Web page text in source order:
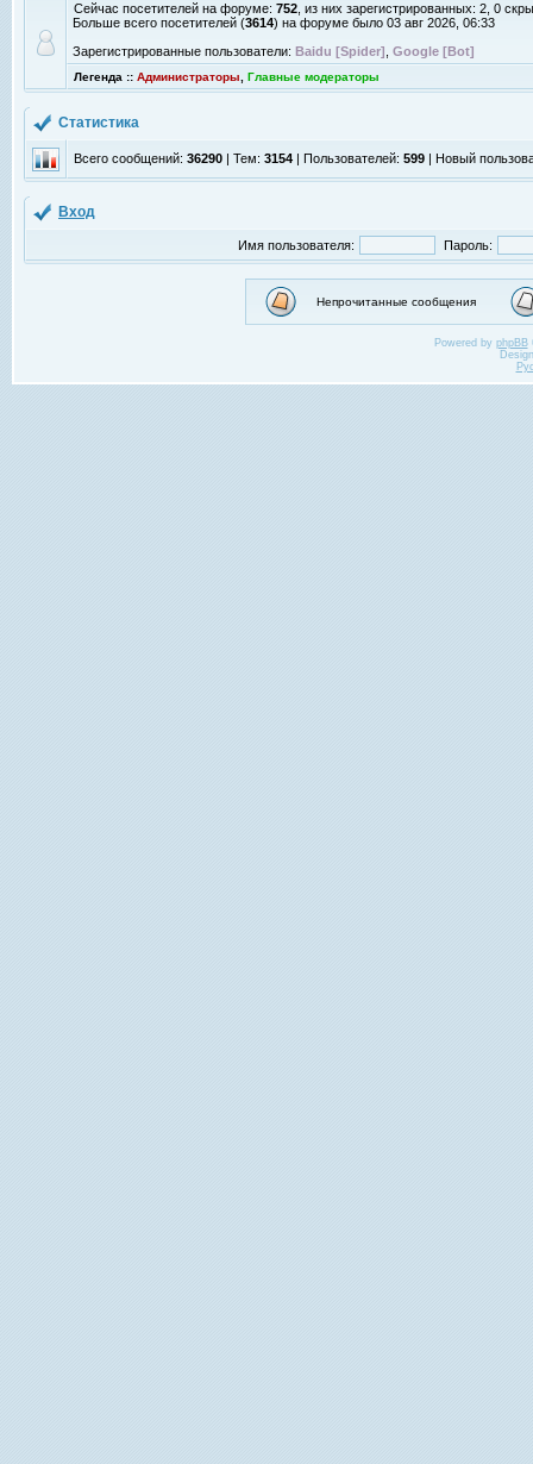
Сейчас посетителей на форуме: 752 , из них зарегистрированных: 2, 0
Больше всего посетителей (3614) на форуме было 03 авг 2026, 06:33
Зарегистрированные пользователи: Baidu [Spider] Google [Bot]
Легенда :: Администраторы Главные модераторы
Статистика
Всего сообщений: 36290 | Тем: 3154 | Пользователей: 599 | Новый
Вход
Имя пользователя: Пароль:
Непрочитанные сообщения
Powered by phpBB